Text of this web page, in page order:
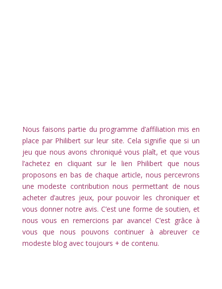
Nous faisons partie du programme d’affiliation mis en
place par Philibert sur leur site. Cela signifie que si un
jeu que nous avons chroniqué vous plaît, et que vous
l’achetez en cliquant sur le lien Philibert que nous
proposons en bas de chaque article, nous percevrons
une modeste contribution nous permettant de nous
acheter d’autres jeux, pour pouvoir les chroniquer et
vous donner notre avis. C’est une forme de soutien, et
nous vous en remercions par avance! C’est grâce à
vous que nous pouvons continuer à abreuver ce
modeste blog avec toujours + de contenu.